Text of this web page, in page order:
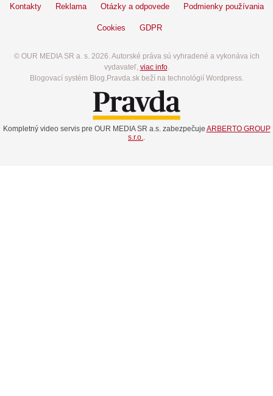
Kontakty Reklama Otázky a odpovede Podmienky používania
Cookies GDPR
© OUR MEDIA SR a. s. 2026. Autorské práva sú vyhradené a vykonáva ich
vydavateľ, viac info.
Blogovací systém Blog.Pravda.sk beží na technológií Wordpress.
Kompletný video servis pre OUR MEDIA SR a.s. zabezpečuje ARBERTO GROUP
s.r.o..